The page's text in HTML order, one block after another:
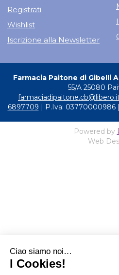
Registrati
Wishlist
Iscrizione alla Newsletter
Farmacia Paitone di Gibelli
55/A 25080
6897709 | P.Iva: 03770000986
Powered by
Web